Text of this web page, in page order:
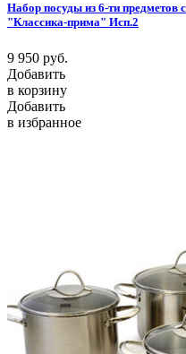
Набор посуды из 6-ти
"Классика-прима" Исп.2
9 950 руб.
Добавить
в корзину
Добавить
в избранное